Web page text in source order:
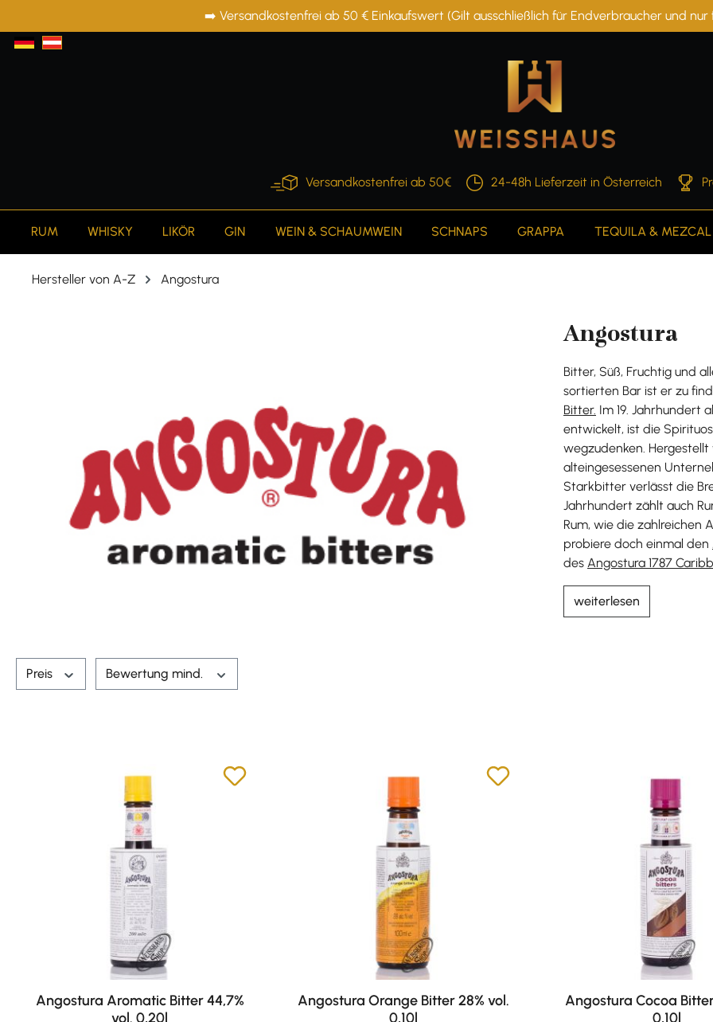
Zur Hauptnavigation springen➡️ Versandkostenfrei ab 50 € Einkaufswert (Gilt ausschließlich für Endverbraucher und
Versandkostenfrei ab 50€ 24-48h Lieferzeit in Österreich
RUM WHISKY LIKÖR GIN WEIN & SCHAUMWEIN SCHNAPS GRAPPA TEQUILA & MEZCAL
Hersteller von A-Z Angostura
Angostura
Bitter, Süß, Fruchtig und
sortierten Bar ist er zu
Bitter. Im 19. Jahrhundert
entwickelt, ist die
wegzudenken.
alteingesessenen
Starkbitter verlässt die
Jahrhundert zählt auch
Rum, wie die zahlreichen
probiere doch einmal den
des Angostura 1787
weiterlesen
Preis Bewertung mind.
Angostura Aromatic Bitter 44,7%
vol. 0,20l
Angostura Orange Bitter 28% vol.
0,10l
Angostura Cocoa
0,10l